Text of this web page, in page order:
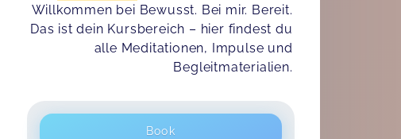
Willkommen bei Bewusst. Bei mir. Bereit.
Das ist dein Kursbereich – hier findest du
alle Meditationen, Impulse und
Begleitmaterialien.
Book